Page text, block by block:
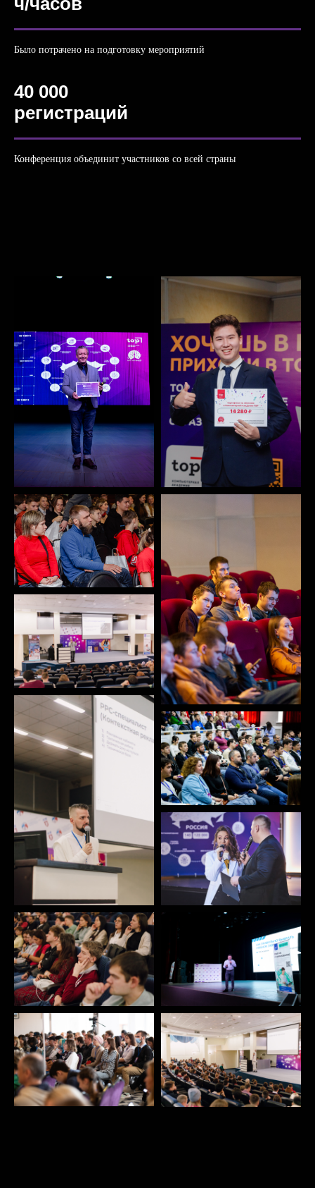
Было потрачено на подготовку мероприятий
40 000
регистраций
Конференция объединит участников со всей страны